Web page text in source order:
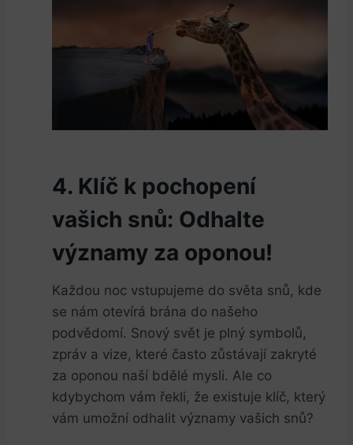
4. Klíč k pochopení
vašich snů: Odhalte
‍významy za oponou!
Každou noc vstupujeme do​ světa ⁢snů, ​kde
se nám otevírá brána do našeho
podvědomí. Snový svět⁣ je‌ plný‌ symbolů,‍
zpráv a vize, ⁢které často zůstávají zakryté
za oponou naší bdělé mysli. Ale co
kdybychom vám ‌řekli, že existuje ⁤klíč, který⁤
vám umožní odhalit významy vašich⁣ snů?